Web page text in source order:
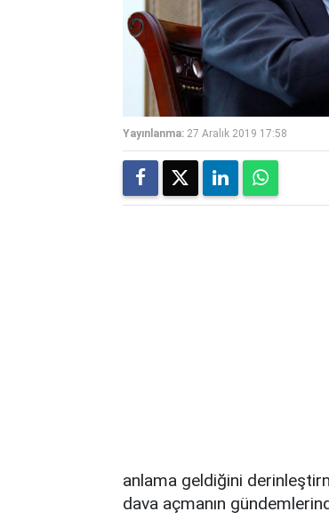
Yayınlanma: 27 Aralık 2019 17:58
anlama geldiğini
dava açmanın